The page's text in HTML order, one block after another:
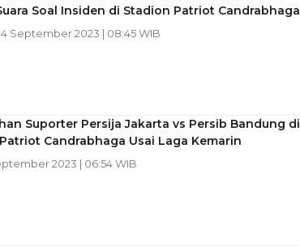
Soal Insiden di Stadion Patriot Candrabhaga
September 2023 | 08:45 WIB
Suporter Persija Jakarta vs Persib Bandung di
Candrabhaga Usai Laga Kemarin
2023 | 06:54 WIB